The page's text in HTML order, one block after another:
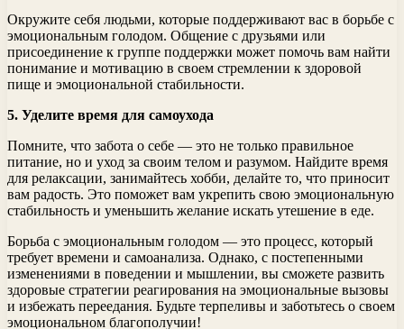
Окружите себя людьми, которые поддерживают вас в борьбе с
эмоциональным голодом. Общение с друзьями или
присоединение к группе поддержки может помочь вам найти
понимание и мотивацию в своем стремлении к здоровой
пище и эмоциональной стабильности.
5. Уделите время для самоухода
Помните, что забота о себе — это не только правильное
питание, но и уход за своим телом и разумом. Найдите время
для релаксации, занимайтесь хобби, делайте то, что приносит
вам радость. Это поможет вам укрепить свою эмоциональную
стабильность и уменьшить желание искать утешение в еде.
Борьба с эмоциональным голодом — это процесс, который
требует времени и самоанализа. Однако, с постепенными
изменениями в поведении и мышлении, вы сможете развить
здоровые стратегии реагирования на эмоциональные вызовы
и избежать переедания. Будьте терпеливы и заботьтесь о своем
эмоциональном благополучии!